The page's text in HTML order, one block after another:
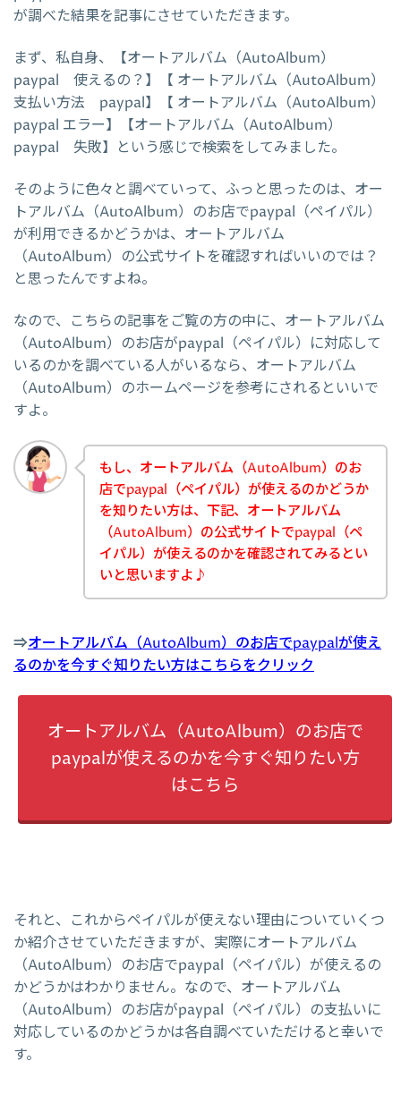
が調べた結果を記事にさせていただきます。
まず、私自身、【オートアルバム（AutoAlbum）
paypal 使えるの？】【 オートアルバム（AutoAlbum）
支払い方法 paypal】【 オートアルバム（AutoAlbum）
paypal エラー】【オートアルバム（AutoAlbum）
paypal 失敗】という感じで検索をしてみました。
そのように色々と調べていって、ふっと思ったのは、オー
トアルバム（AutoAlbum）のお店でpaypal（ペイパル）
が利用できるかどうかは、オートアルバム
（AutoAlbum）の公式サイトを確認すればいいのでは？
と思ったんですよね。
なので、こちらの記事をご覧の方の中に、オートアルバム
（AutoAlbum）のお店がpaypal（ペイパル）に対応して
いるのかを調べている人がいるなら、オートアルバム
（AutoAlbum）のホームページを参考にされるといいで
すよ。
もし、オートアルバム（AutoAlbum）のお
店でpaypal（ペイパル）が使えるのかどうか
を知りたい方は、下記、オートアルバム
（AutoAlbum）の公式サイトでpaypal（ペ
イパル）が使えるのかを確認されてみるとい
いと思いますよ♪
⇒オートアルバム（AutoAlbum）のお店でpaypalが使え
るのかを今すぐ知りたい方はこちらをクリック
オートアルバム（AutoAlbum）のお店で
paypalが使えるのかを今すぐ知りたい方
はこちら
それと、これからペイパルが使えない理由についていくつ
か紹介させていただきますが、実際にオートアルバム
（AutoAlbum）のお店でpaypal（ペイパル）が使えるの
かどうかはわかりません。なので、オートアルバム
（AutoAlbum）のお店がpaypal（ペイパル）の支払いに
対応しているのかどうかは各自調べていただけると幸いで
す。